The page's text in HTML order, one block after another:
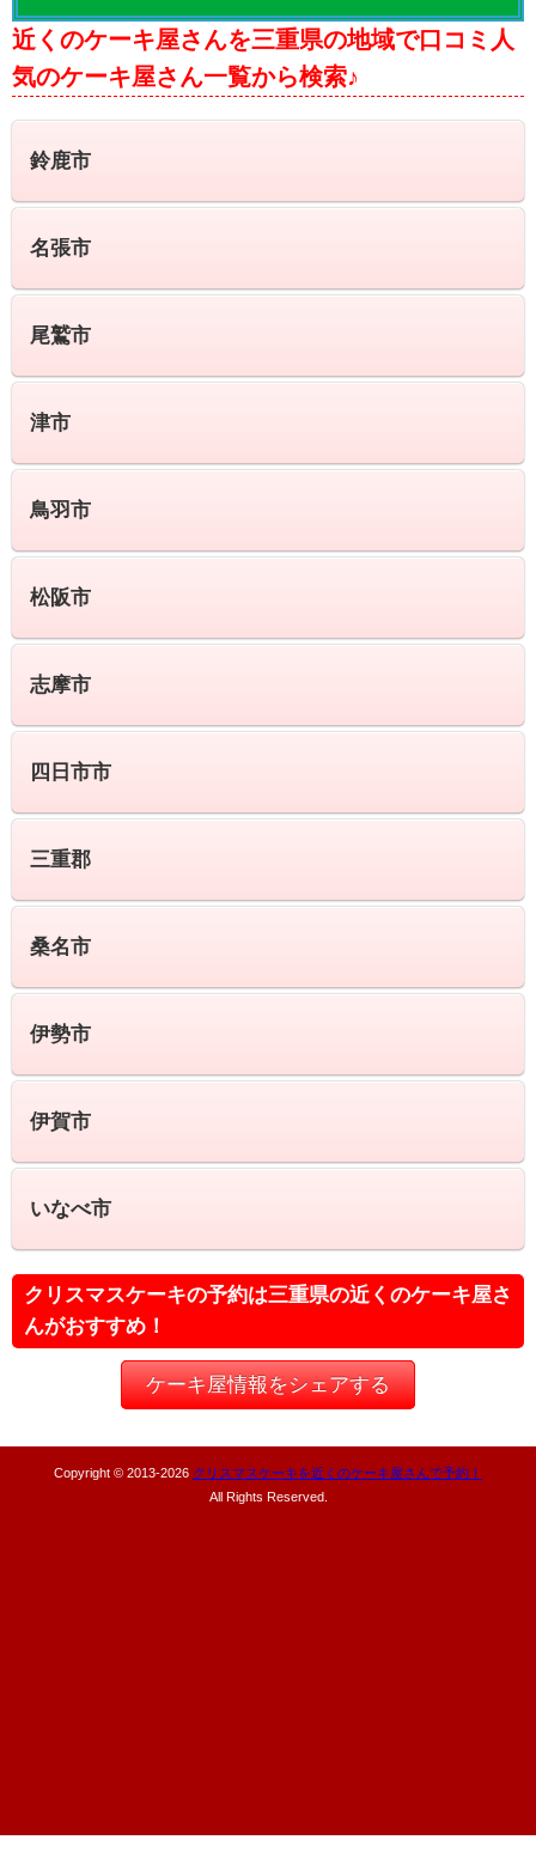
近くのケーキ屋さんを三重県の地域で口コミ人
気のケーキ屋さん一覧から検索♪
鈴鹿市
名張市
尾鷲市
津市
鳥羽市
松阪市
志摩市
四日市市
三重郡
桑名市
伊勢市
伊賀市
いなべ市
クリスマスケーキの予約は三重県の近くのケーキ屋さ
んがおすすめ！
ケーキ屋情報をシェアする
Copyright © 2013-2026 クリスマスケーキを近くのケーキ屋さんで予約！
All Rights Reserved.